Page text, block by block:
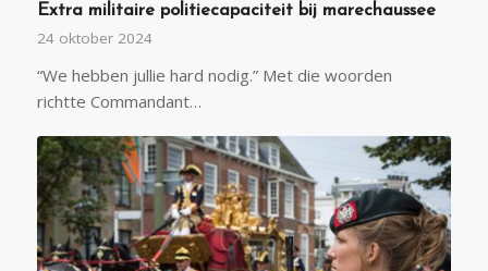
Extra militaire politiecapaciteit bij marechaussee
24 oktober 2024
“We hebben jullie hard nodig.” Met die woorden
richtte Commandant…